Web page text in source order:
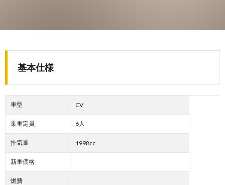
基本仕様
車型 CV
乗車定員 6人
排気量 1998cc
新車価格
燃費